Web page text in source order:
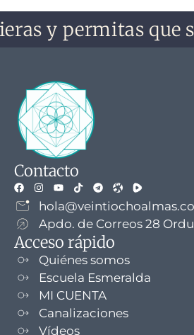
y permitas que
Contacto
Apdo. de Correos 28
Acceso rápido
Quiénes somos
Escuela Esmeralda
MI CUENTA
Canalizaciones
Vídeos